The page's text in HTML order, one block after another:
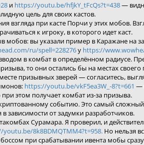
и https://youtu.be/hfjkY_tFcQs?t=438—
цель для своих кастов.
взгляда при касте Порчи у этих мобов.
к игроку, в которого идет каст.
мобов: вы указали пример в Каражане на
ru/spell=228276у https://
в комбат в определённом радиусе.
то они остались бы на местах своего
призывных зверей — согласитесь,
https://youtu.be/vkF5ea3W_-8?t=661 —
этом получает комбат из-за призыва.
событию. Это самый
зависимости от задумки разработчиков.
Сурамара. Я проверил, и
youtu.be/8k8BDMQTMM4?t=958. Но нельзя
при срабатывании ивента мобы